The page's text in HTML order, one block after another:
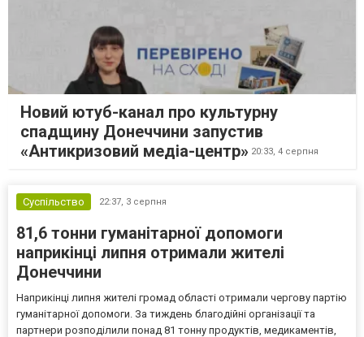
Новий ютуб-канал про культурну
спадщину Донеччини запустив
«Антикризовий медіа-центр» 20:33, 4 серпня
Суспільство 22:37, 3 серпня
81,6 тонни гуманітарної допомоги
наприкінці липня отримали жителі
Донеччини
Наприкінці липня жителі громад області отримали чергову партію
гуманітарної допомоги. За тиждень благодійні організації та
партнери розподілили понад 81 тонну продуктів, медикаментів,